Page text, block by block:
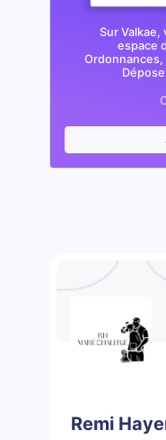
Sur
espace
Remi